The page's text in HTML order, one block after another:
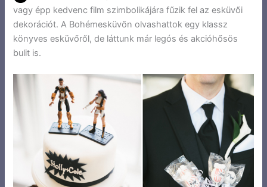
vagy épp kedvenc film szimbolikájára fűzik fel az esküvői
dekorációt. A Bohémesküvőn olvashattok egy klassz
könyves esküvőről, de láttunk már legós és akcióhősös
bulit is.